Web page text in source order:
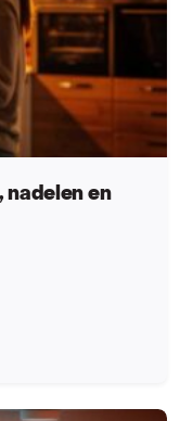
nadelen en